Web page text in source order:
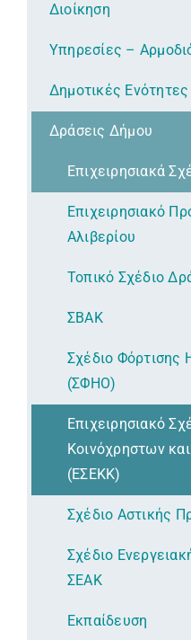
Διοίκηση
Υπηρεσίες –
Δημοτικές Ενότητες
Δράσεις Δήμου
Επιχειρησιακά
Επιχειρησιακό
Αλιβερίου
Τοπικό Σχέδιο
ΣΒΑΚ
Σχέδιο
(ΣΦΗΟ)
Επιχειρησιακό
Κοινόχρηστων
(ΕΣΕΚΚ)
Σχέδιο Αστικής
Σχέδιο
ΣΕΑΚ
Εκπαίδευση